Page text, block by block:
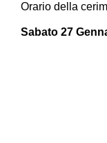
Orario della
Sabato 27